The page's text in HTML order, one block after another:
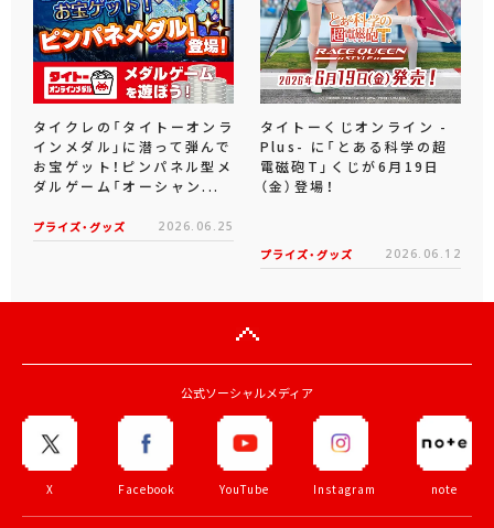
タイクレの「タイトーオンラ
インメダル」に潜って弾んで
お宝ゲット！ピンパネル型メ
ダルゲーム「オーシャン...
プライズ・グッズ 2026.06.25
タイトーくじオンライン -
Plus- に「とある科学の超
電磁砲T」くじが6月19日
（金）登場！
プライズ・グッズ 2026.06.12
公式ソーシャルメディア
X Facebook YouTube Instagram note